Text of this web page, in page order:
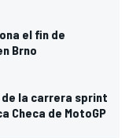
el fin de
Brno
la carrera sprint
Checa de MotoGP